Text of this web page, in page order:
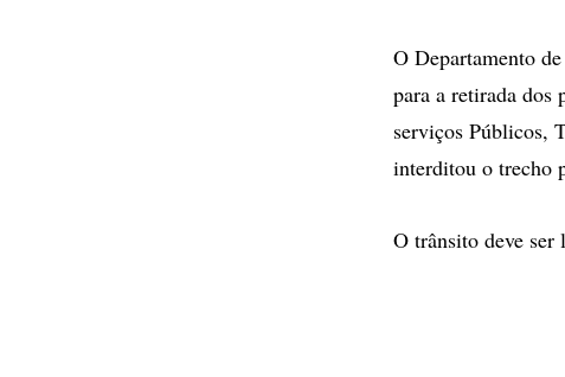
O Departamento
para a retirada dos
serviços Públicos,
interditou o trecho
O trânsito deve ser